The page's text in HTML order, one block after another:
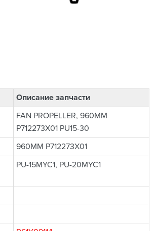
Описание запчасти
FAN PROPELLER, 960MM
P712273X01 PU15-30
960MM P712273X01
PU-15MYC1, PU-20MYC1